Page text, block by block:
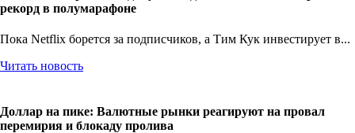
рекорд в полумарафоне
Пока Netflix борется за подписчиков, а Тим Кук инвестирует в...
Читать новость
Доллар на пике: Валютные рынки реагируют на провал
перемирия и блокаду пролива